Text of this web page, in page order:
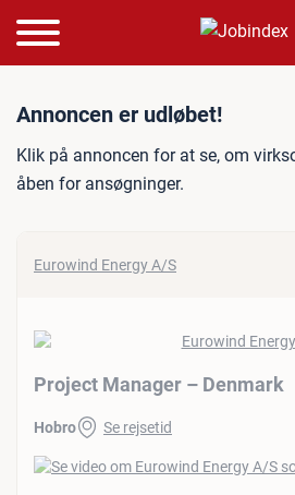
Jobannonce:
Annoncen er udløbet!
Klik på annoncen for at se, om
åben for ansøgninger.
Eurowind Energy A/S
Project Manager – Denmark
Hobro Se rejsetid